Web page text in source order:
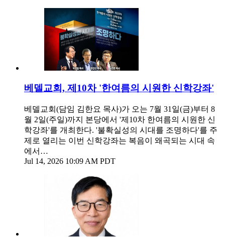
베델교회, 제10차 '한여름의 시원한 신학강좌'
베델교회(담임 김한요 목사)가 오는 7월 31일(금)부터 8
월 2일(주일)까지 본당에서 '제10차 한여름의 시원한 신
학강좌'를 개최한다. '불확실성의 시대를 조명하다'를 주
제로 열리는 이번 신학강좌는 복음이 왜곡되는 시대 속
에서…
Jul 14, 2026 10:09 AM PDT